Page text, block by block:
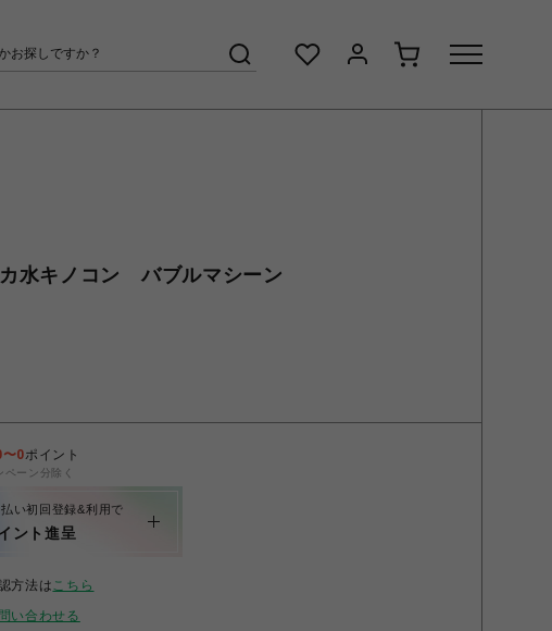
カ水キノコン バブルマシーン
〜0ポイント
ーン分除く
い初回登録&利用で
ント進呈
方法はこちら
問い合わせる